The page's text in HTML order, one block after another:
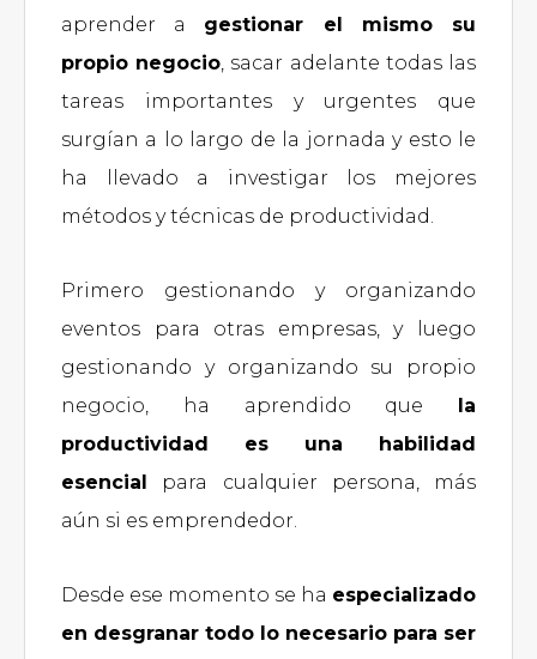
aprender a gestionar el mismo su
propio negocio, sacar adelante todas las
tareas importantes y urgentes que
surgían a lo largo de la jornada y esto le
ha llevado a investigar los mejores
métodos y técnicas de productividad.
Primero gestionando y organizando
eventos para otras empresas, y luego
gestionando y organizando su propio
negocio, ha aprendido que la
productividad es una habilidad
esencial para cualquier persona, más
aún si es emprendedor.
Desde ese momento se ha especializado
en desgranar todo lo necesario para ser